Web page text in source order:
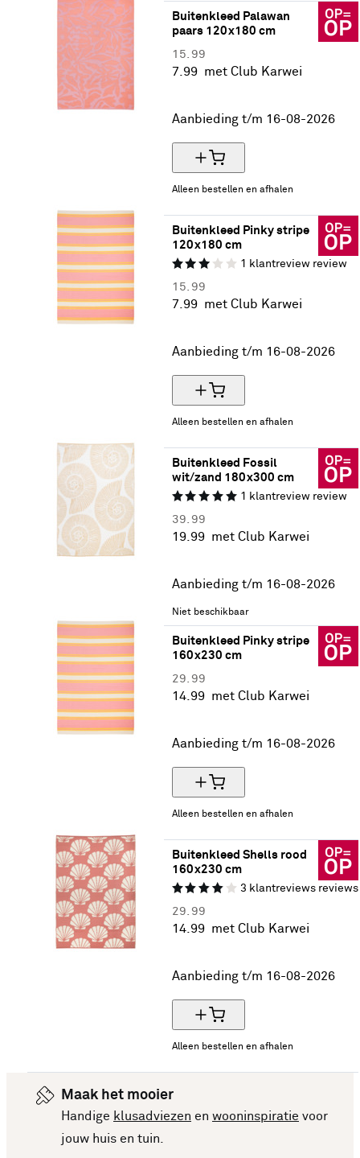
Buitenkleed Palawan
paars 120x180 cm
15. 99
7. 99 met Club Karwei
Aanbieding t/m 16-08-2026
Alleen bestellen en afhalen
Buitenkleed Pinky stripe
120x180 cm
1 klantreview review
15. 99
7. 99 met Club Karwei
Aanbieding t/m 16-08-2026
Alleen bestellen en afhalen
Buitenkleed Fossil
wit/zand 180x300 cm
1 klantreview review
39. 99
19. 99 met Club Karwei
Aanbieding t/m 16-08-2026
Niet beschikbaar
Buitenkleed Pinky stripe
160x230 cm
29. 99
14. 99 met Club Karwei
Aanbieding t/m 16-08-2026
Alleen bestellen en afhalen
Buitenkleed Shells rood
160x230 cm
3 klantreviews reviews
29. 99
14. 99 met Club Karwei
Aanbieding t/m 16-08-2026
Alleen bestellen en afhalen
Maak het mooier
Handige klusadviezen en wooninspiratie voor
jouw huis en tuin.